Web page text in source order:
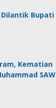
Bupati
Kematian
SAW